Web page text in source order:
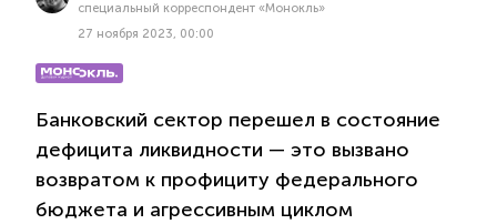
специальный корреспондент «Монокль»
27 ноября 2023, 00:00
Банковский сектор перешел в состояние
дефицита ликвидности — это вызвано
возвратом к профициту федерального
бюджета и агрессивным циклом